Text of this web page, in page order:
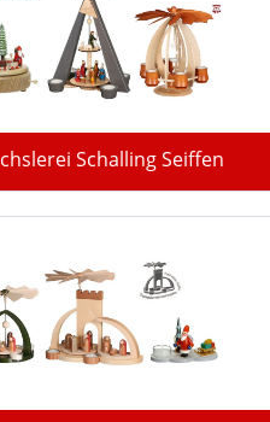
Schalling Seiffen